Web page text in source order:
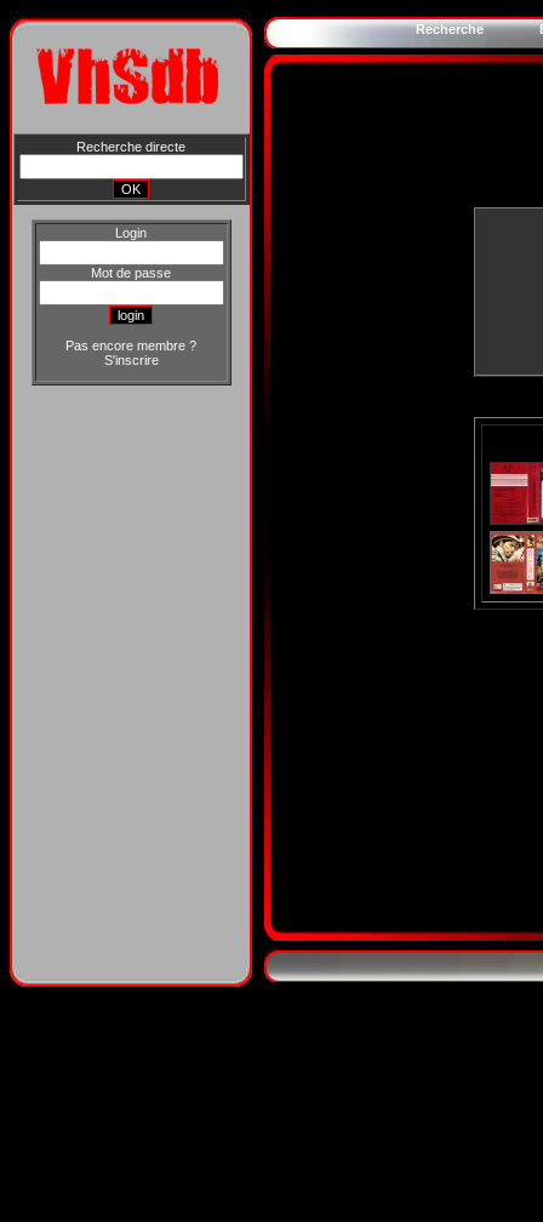
Recherche directe
Login
Mot de passe
Pas encore membre ?
S'inscrire
Recherche